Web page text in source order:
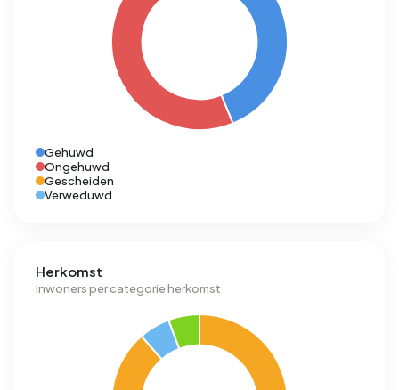
Gehuwd
Ongehuwd
Gescheiden
Verweduwd
Herkomst
Inwoners per categorie herkomst